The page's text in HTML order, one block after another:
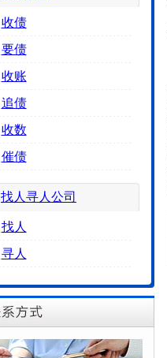
收债
要债
收账
追债
收数
催债
找人寻人公司
找人
寻人